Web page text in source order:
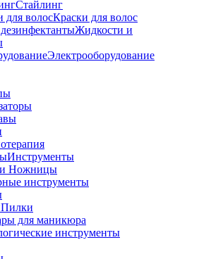
Стайлинг
Краски для волос
Жидкости и
Электрооборудование
Инструменты
и Ножницы
инструменты
Пилки
для маникюра
инструменты